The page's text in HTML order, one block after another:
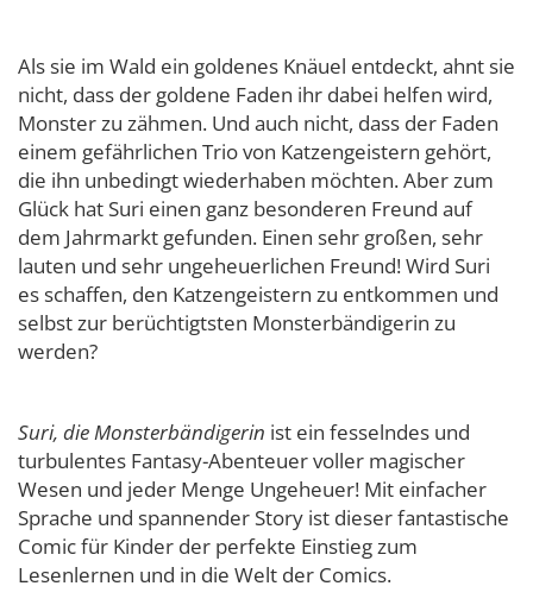
Als sie im Wald ein goldenes Knäuel entdeckt, ahnt sie
nicht, dass der goldene Faden ihr dabei helfen wird,
Monster zu zähmen. Und auch nicht, dass der Faden
einem gefährlichen Trio von Katzengeistern gehört,
die ihn unbedingt wiederhaben möchten. Aber zum
Glück hat Suri einen ganz besonderen Freund auf
dem Jahrmarkt gefunden. Einen sehr großen, sehr
lauten und sehr ungeheuerlichen Freund! Wird Suri
es schaffen, den Katzengeistern zu entkommen und
selbst zur berüchtigtsten Monsterbändigerin zu
werden?
Suri, die Monsterbändigerin ist ein fesselndes und
turbulentes Fantasy-Abenteuer voller magischer
Wesen und jeder Menge Ungeheuer! Mit einfacher
Sprache und spannender Story ist dieser fantastische
Comic für Kinder der perfekte Einstieg zum
Lesenlernen und in die Welt der Comics.